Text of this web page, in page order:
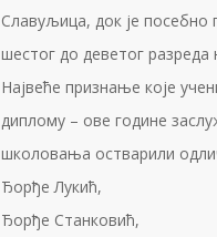
Славуљица, док је
шестог до деветог разреда
Највеће признање које
диплому – ове године
школовања остварили
Ђорђе Лукић,
Ђорђе Станковић,